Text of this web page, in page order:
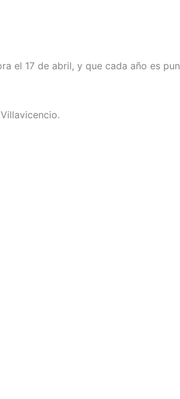
el 17 de abril, y que cada año es